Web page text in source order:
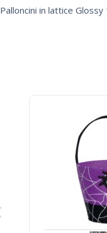
Palloncini in lattice